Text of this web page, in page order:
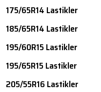
175/65R14 Lastikler
185/65R14 Lastikler
195/60R15 Lastikler
195/65R15 Lastikler
205/55R16 Lastikler